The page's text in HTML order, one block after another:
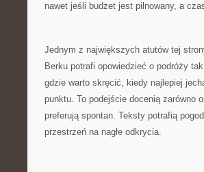
nawet jeśli budżet jest pilnowany, a
Jednym z największych atutów tej
Berku potrafi opowiedzieć o podróży
gdzie warto skręcić, kiedy najlepiej
punktu. To podejście docenią zarówno
preferują spontan. Teksty potrafią
przestrzeń na nagłe odkrycia.